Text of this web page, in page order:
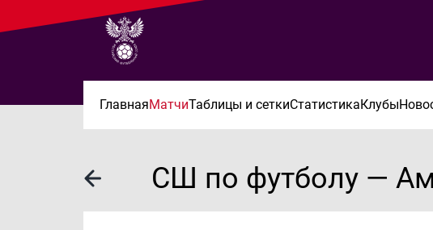
ГлавнаяМатчиТаблицы и сеткиСтатистикаКлубы
СШ по футболу —